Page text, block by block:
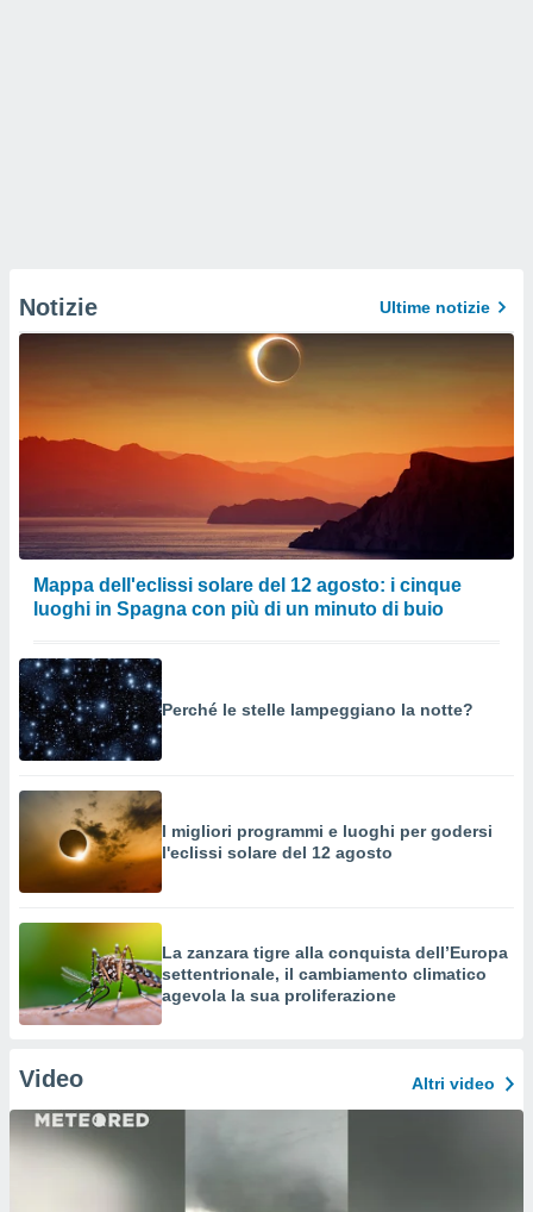
Notizie Ultime notizie
Mappa dell'eclissi solare del 12 agosto: i cinque
luoghi in Spagna con più di un minuto di buio
Perché le stelle lampeggiano la notte?
I migliori programmi e luoghi per godersi
l'eclissi solare del 12 agosto
La zanzara tigre alla conquista dell’Europa
settentrionale, il cambiamento climatico
agevola la sua proliferazione
Video Altri video